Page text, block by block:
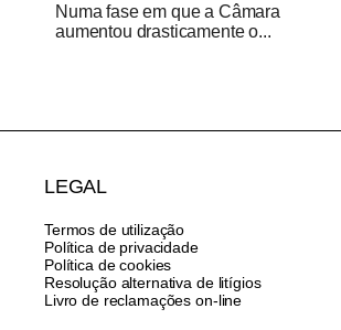
Numa fase em que a Câmara
aumentou drasticamente o...
LEGAL
Termos de utilização
Política de privacidade
Política de cookies
Resolução alternativa de litígios
Livro de reclamações on-line